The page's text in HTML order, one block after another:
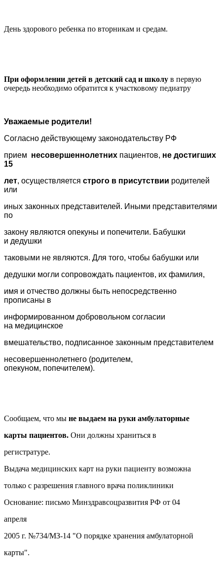
День здорового ребенка по вторникам и средам.
При оформлении детей в детский сад и школу в первую
очередь необходимо обратится к участковому педиатру
Уважаемые родители!
Согласно действующему законодательству РФ
прием несовершеннолетних пациентов, не достигших
15
лет, осуществляется строго в присутствии родителей
или
иных законных представителей. Иными представителями
по
закону являются опекуны и попечители. Бабушки
и дедушки
таковыми не являются. Для того, чтобы бабушки или
дедушки могли сопровождать пациентов, их фамилия,
имя и отчество должны быть непосредственно
прописаны в
информированном добровольном согласии
на медицинское
вмешательство, подписанное законным представителем
несовершеннолетнего (родителем,
опекуном, попечителем).
Сообщаем, что мы не выдаем на руки амбулаторные
карты пациентов. Они должны храниться в
регистратуре.
Выдача медицинских карт на руки пациенту возможна
только с разрешения главного врача поликлиники
Основание: письмо Минздравсоцразвития РФ от 04
апреля
2005 г. №734/МЗ-14 "О порядке хранения амбулаторной
карты".